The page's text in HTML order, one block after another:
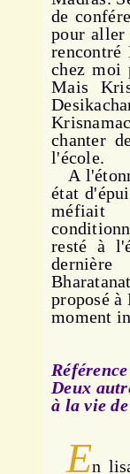
de
pour
chez moi
Mais
chanter
l'éco­le.
A
état
méfiait
resté à
proposé
moment
Deux
à la vie
En